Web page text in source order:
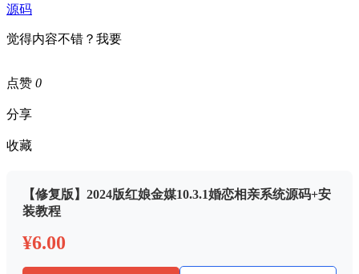
源码
觉得内容不错？我要
点赞 0
分享
收藏
【修复版】2024版红娘金媒10.3.1婚恋相亲系统源码+安
装教程
¥6.00